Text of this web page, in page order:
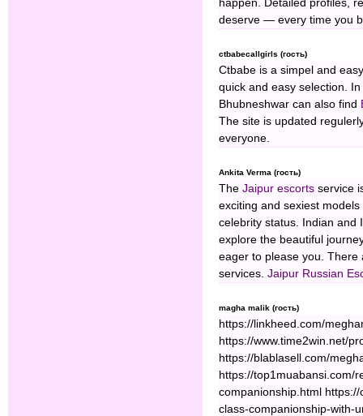
happen. Detailed profiles,
deserve — every time you
ctbabecallgirls (гость)
Ctbabe is a simpel and
quick and easy selection.
Bhubneshwar can also find
The site is updated
everyone.
Ankita Verma (гость)
The Jaipur escorts service
exciting and sexiest
celebrity status. Indian and
explore the beautiful
eager to please you.
services. Jaipur Russian
magha malik (гость)
https://linkheed.com/
https://www.time2win.net/
https://blablasell.com/
https://top1muabansi.com/
companionship.html
class-companionship-with-